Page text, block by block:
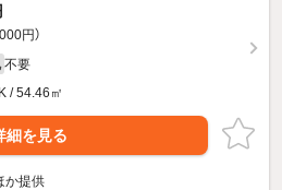
円）
不要
/ 54.46㎡
細を見る
か提供